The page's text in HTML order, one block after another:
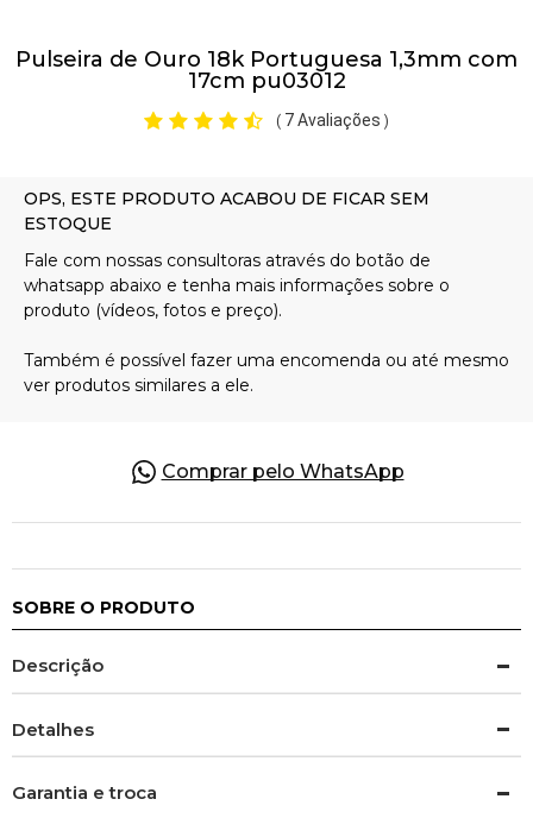
Pulseira de Ouro 18k Portuguesa 1,3mm com
17cm pu03012
( 7 Avaliações )
Comprar pelo WhatsApp
SOBRE O PRODUTO
Descrição
Detalhes
Garantia e troca
Pedras Preciosas
OFERTAS